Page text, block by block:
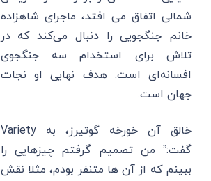
شمالی اتفاق می ‌افتد، ماجرای شاهزاده
خانم جنگجویی را دنبال می‌کند که در
تلاش برای استخدام سه جنگجوی
افسانه‌ای است. هدف نهایی او نجات
جهان است.
خالق آن خورخه گوتیرز، به Variety
گفت:” من تصمیم گرفتم چیزهایی را
ببینم که از آن ها متنفر بودم، مثلا نقش